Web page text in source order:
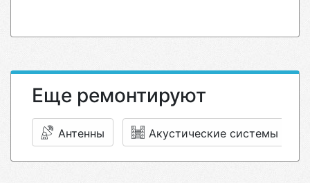
Еще ремонтируют
Антенны Акустические системы